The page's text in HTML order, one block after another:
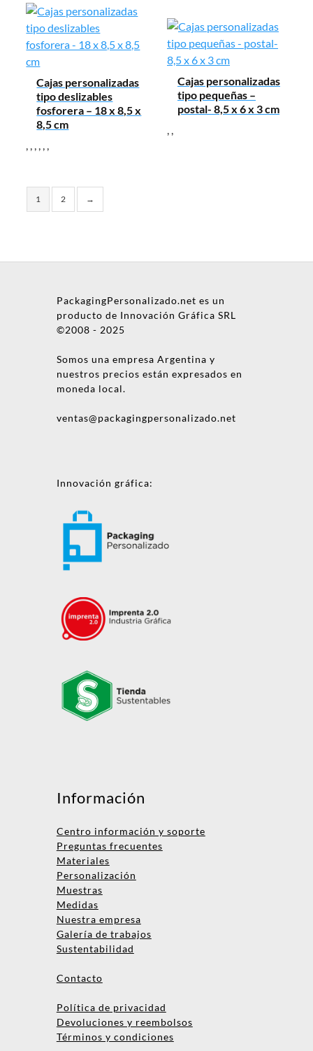
Cajas personalizadas
tipo deslizables
fosforera – 18 x 8,5 x
8,5 cm
Cajas personalizadas
tipo pequeñas –
postal- 8,5 x 6 x 3 cm
1 2 →
PackagingPersonalizado.net es un
producto de Innovación Gráfica SRL
©2008 - 2025
Somos una empresa Argentina y
nuestros precios están expresados en
moneda local.
ventas@packagingpersonalizado.net
Innovación gráfica:
Información
Centro información y soporte
Preguntas frecuentes
Materiales
Personalización
Muestras
Medidas
Nuestra empresa
Galería de trabajos
Sustentabilidad
Contacto
Política de privacidad
Devoluciones y reembolsos
Términos y condiciones
Nombre
Empresa
Teléfono
Enviar consulta